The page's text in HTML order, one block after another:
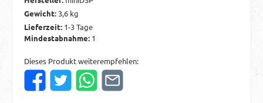
Gewicht:3,6 kg
Lieferzeit: 1-3 Tage
Mindestabnahme: 1
Dieses Produkt weiterempfehlen: